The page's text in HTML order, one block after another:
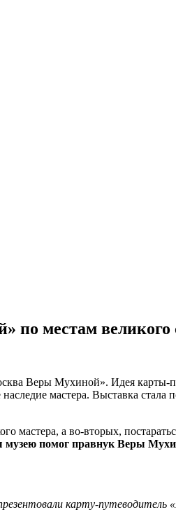
местам великого
Веры Мухиной». Идея
мастера. Выставка
мастера, а во-вторых,
музею помог правнук Веры
карту-